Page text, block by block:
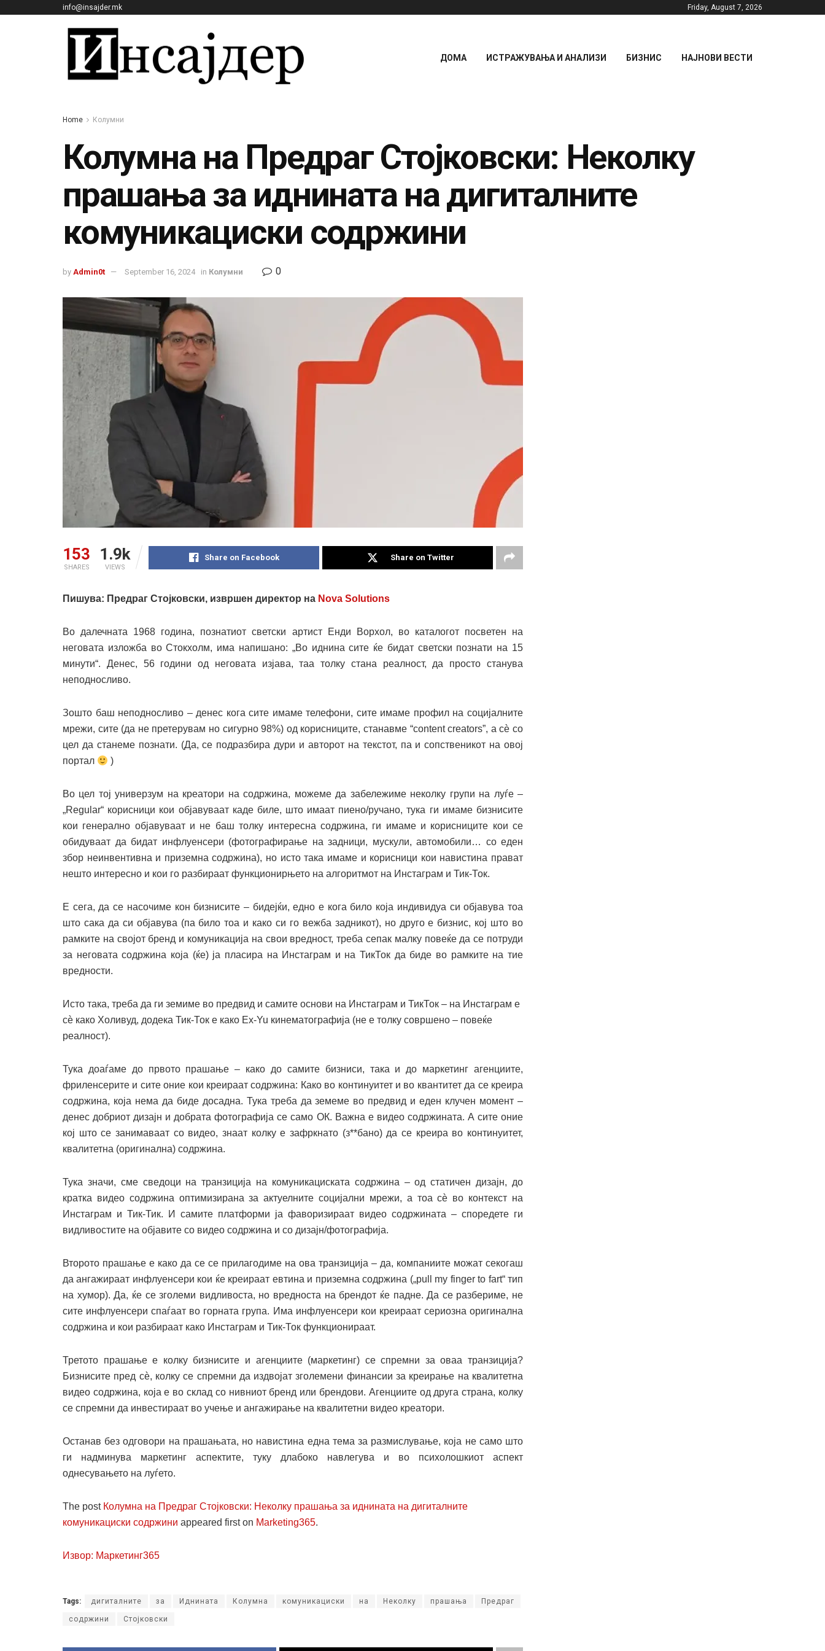
info@insajder.mk Friday, August 7, 2026
ДОМА ИСТРАЖУВАЊА И АНАЛИЗИ БИЗНИС НАЈНОВИ ВЕСТИ
Home Колумни
Колумна на Предраг Стојковски: Неколку
прашања за иднината на дигиталните
комуникациски содржини
by Admin0t September 16, 2024 in Колумни 0
153
SHARES
1.9k
VIEWS
Share on Facebook Share on Twitter
Пишува: Предраг Стојковски, извршен директор на Nova Solutions
Во далечната 1968 година, познатиот светски артист Енди Ворхол, во каталогот посветен на
неговата изложба во Стокхолм, има напишано: „Во иднина сите ќе бидат светски познати на 15
минути“. Денес, 56 години од неговата изјава, таа толку стана реалност, да просто станува
неподносливо.
Зошто баш неподносливо – денес кога сите имаме телефони, сите имаме профил на социјалните
мрежи, сите (да не претерувам но сигурно 98%) од корисниците, станавме “content creators”, а сѐ со
цел да станеме познати. (Да, се подразбира дури и авторот на текстот, па и сопственикот на овој
портал
)
Во цел тој универзум на креатори на содржина, можеме да забележиме неколку групи на луѓе –
„Regular“ корисници кои објавуваат каде биле, што имаат пиено/ручано, тука ги имаме бизнисите
кои генерално објавуваат и не баш толку интересна содржина, ги имаме и корисниците кои се
обидуваат да бидат инфлуенсери (фотографирање на задници, мускули, автомобили… со еден
збор неинвентивна и приземна содржина), но исто така имаме и корисници кои навистина прават
нешто интересно и кои го разбираат функционирњето на алгоритмот на Инстаграм и Тик-Ток.
Е сега, да се насочиме кон бизнисите – бидејќи, едно е кога било која индивидуа си објавува тоа
што сака да си објавува (па било тоа и како си го вежба задникот), но друго е бизнис, кој што во
рамките на својот бренд и комуникација на свои вредност, треба сепак малку повеќе да се потруди
за неговата содржина која (ќе) ја пласира на Инстаграм и на ТикТок да биде во рамките на тие
вредности.
Исто така, треба да ги земиме во предвид и самите основи на Инстаграм и ТикТок – на Инстаграм е
сѐ како Холивуд, додека Тик-Ток е како Ex-Yu кинематографија (не е толку совршено – повеќе
реалност).
Тука доаѓаме до првото прашање – како до самите бизниси, така и до маркетинг агенциите,
фриленсерите и сите оние кои креираат содржина: Како во континуитет и во квантитет да се креира
содржина, која нема да биде досадна. Тука треба да земеме во предвид и еден клучен момент –
денес добриот дизајн и добрата фотографија се само ОК. Важна е видео содржината. А сите оние
кој што се занимаваат со видео, знаат колку е зафркнато (з**бано) да се креира во континуитет,
квалитетна (оригинална) содржина.
Тука значи, сме сведоци на транзиција на комуникациската содржина – од статичен дизајн, до
кратка видео содржина оптимизирана за актуелните социјални мрежи, а тоа сѐ во контекст на
Инстаграм и Тик-Тик. И самите платформи ја фаворизираат видео содржината – споредете ги
видливостите на објавите со видео содржина и со дизајн/фотографија.
Второто прашање е како да се се прилагодиме на ова транзиција – да, компаниите можат секогаш
да ангажираат инфлуенсери кои ќе креираат евтина и приземна содржина („pull my finger to fart“ тип
на хумор). Да, ќе се зголеми видливоста, но вредноста на брендот ќе падне. Да се разбериме, не
сите инфлуенсери спаѓаат во горната група. Има инфлуенсери кои креираат сериозна оригинална
содржина и кои разбираат како Инстаграм и Тик-Ток функционираат.
Третото прашање е колку бизнисите и агенциите (маркетинг) се спремни за оваа транзиција?
Бизнисите пред сѐ, колку се спремни да издвојат зголемени финансии за креирање на квалитетна
видео содржина, која е во склад со нивниот бренд или брендови. Агенциите од друга страна, колку
се спремни да инвестираат во учење и ангажирање на квалитетни видео креатори.
Останав без одговори на прашањата, но навистина една тема за размислување, која не само што
ги надминува маркетинг аспектите, туку длабоко навлегува и во психолошкиот аспект
однесувањето на луѓето.
The post Колумна на Предраг Стојковски: Неколку прашања за иднината на дигиталните
комуникациски содржини appeared first on Marketing365.
Извор: Маркетинг365
Tags: дигиталните за Иднината Колумна комуникациски на Неколку прашања Предраг
содржини Стојковски